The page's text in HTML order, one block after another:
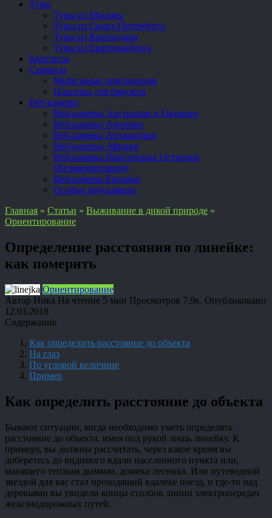
Туры
Туры из Москвы
Туры из Санкт-Петербурга
Туры из Краснодара
Туры из Екатеринбурга
Контакты
Сервисы
Мобильные приложения
Плагины для браузера
Веб-камеры
Веб-камеры Австралии и Океании
Веб-камеры Америки
Веб-камеры Антарктики
Веб-камеры Африки
Веб-камеры Виргинских Островов
(Великобритания)
Веб-камеры Евразии
Особые веб-камеры
Главная » Статьи » Выживание в дикой природе »
Ориентирование
Определение расстояния по линейке:
как померить
Ориентирование
Автор Ника На чтение 5 мин Просмотров 7.9к. Опубликовано
12.03.2018
Содержание
Как определить расстояние до объекта
На глаз
По угловой величине
Пример
Как определить расстояние до объекта
Бывают ситуации, когда необходимо уметь определять
расстояние до объекта, имея под рукой лишь линейку. К
примеру, вы должны рассчитать, через какое время вы
доберетесь до видимого вдали населенного пункта или,
манящего теплым дымком, домика лесника. Или путеводной
звездой для вас стал проходящий вдалеке поезд, и где-то над
деревьями вы увидели концы столбов линии электропередач
железнодорожных путей.